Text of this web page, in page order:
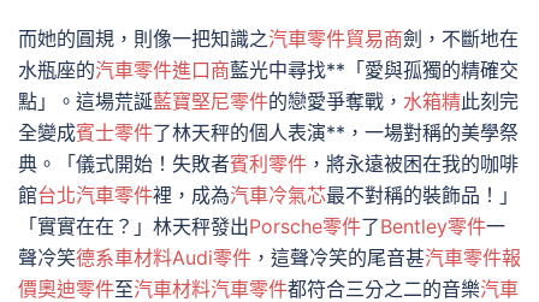
而她的圓規，則像一把知識之汽車零件貿易商劍，不斷地在
水瓶座的汽車零件進口商藍光中尋找**「愛與孤獨的精確交
點」。這場荒誕藍寶堅尼零件的戀愛爭奪戰， 水箱精此刻完
全變成賓士零件了林天秤的個人表演**，一場對稱的美學祭
典。「儀式開始！失敗者賓利零件 ，將永遠被困在我的咖啡
館台北汽車零件裡，成為汽車冷氣芯最不對稱的裝飾品！」
「實實在在？」林天秤發出Porsche零件了Bentley零件一
聲冷笑德系車材料Audi零件 ，這聲冷笑的尾音甚汽車零件報
價奧迪零件至汽車材料汽車零件都符合三分之二的音樂汽車